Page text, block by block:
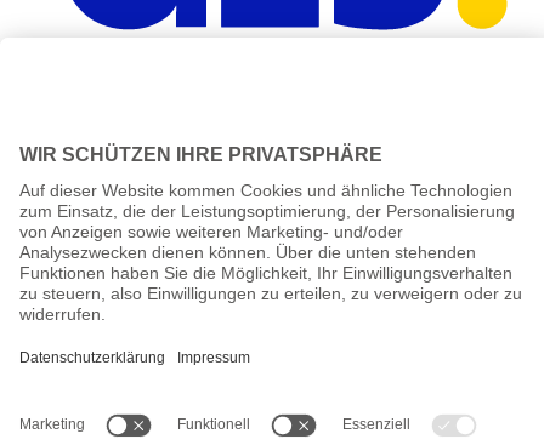
Alle Preise inkl. gesetzl. Mehrwertsteuer zzgl.Versandkosten
ggf. Nachnahmegebühren, wenn nicht anders angegeben.
Altersprüfung
18 Jahre altsein.
Sind Sie 18 Jahre alt oder älter?